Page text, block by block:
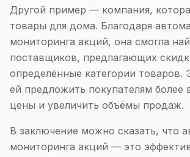
Другой пример — компания,
товары для дома. Благодаря
мониторинга акций, она смогла
поставщиков, предлагающих
определённые категории товаров.
ей предложить покупателям более
цены и увеличить объёмы продаж.
В заключение можно сказать, что
мониторинга акций — это